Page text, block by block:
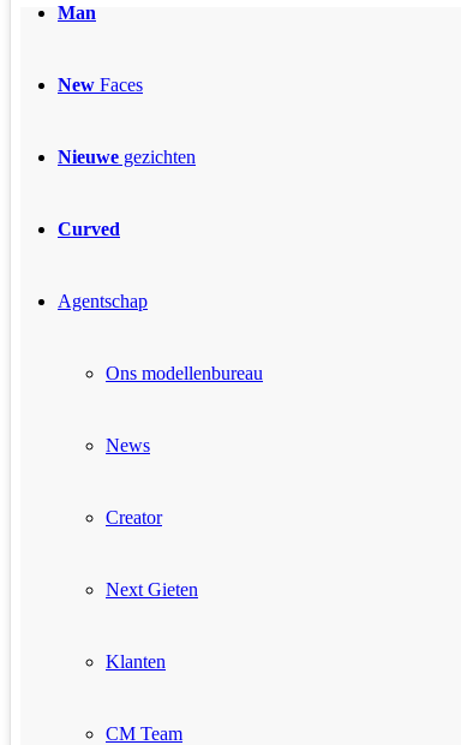
Man
New Faces
Nieuwe gezichten
Curved
Agentschap
Ons modellenbureau
News
Creator
Next Gieten
Klanten
CM Team